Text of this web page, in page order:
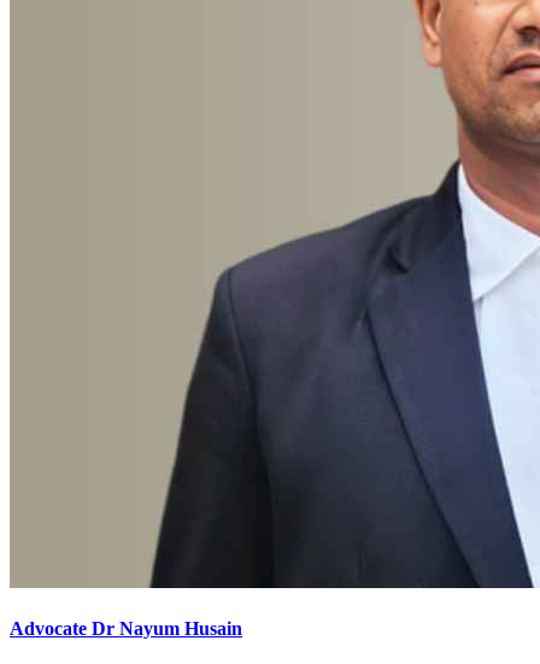
Advocate Dr Nayum Husain